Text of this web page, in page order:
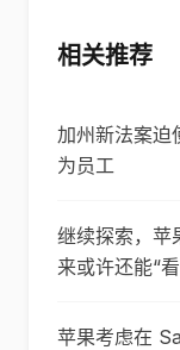
相关推荐
加州新法案
为员工
继续探索，
来或许还能“
苹果考虑在